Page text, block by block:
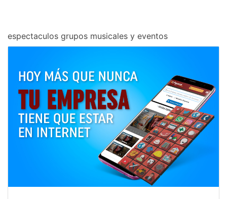
espectaculos grupos musicales y eventos